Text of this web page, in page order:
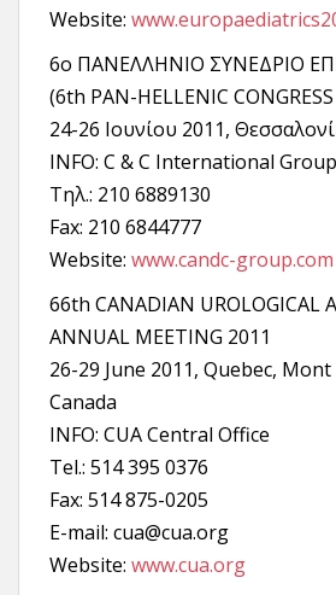
Website:
6ο ΠΑΝΕΛΛΗΝΙΟ ΣΥΝΕΔΡΙΟ
(6th PAN-HELLENIC
24-26 Ιουνίου 2011,
INFO: C & C International
Τηλ.: 210 6889130
Fax: 210 6844777
Website: www.candc-group.com
66th CANADIAN UROLOGICAL
ANNUAL MEETING 2011
26-29 June 2011, Quebec,
Canada
INFO: CUA Central Office
Tel.: 514 395 0376
Fax: 514 875-0205
E-mail: cua@cua.org
Website: www.cua.org